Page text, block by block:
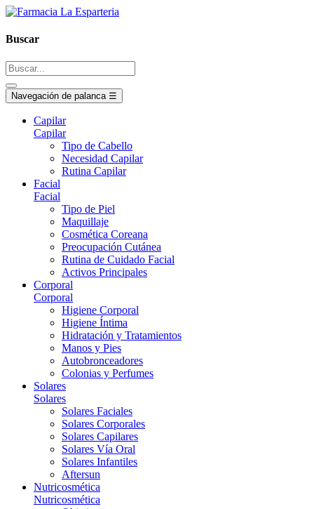
Buscar
Navegación de palanca ☰
Capilar
Capilar
Tipo de Cabello
Necesidad Capilar
Rutina Capilar
Facial
Facial
Tipo de Piel
Maquillaje
Cosmética Coreana
Preocupación Cutánea
Rutina de Cuidado Facial
Activos Principales
Corporal
Corporal
Higiene Corporal
Higiene Íntima
Hidratación y Tratamientos
Manos y Pies
Autobronceadores
Colonias y Perfumes
Solares
Solares
Solares Faciales
Solares Corporales
Solares Capilares
Solares Vía Oral
Solares Infantiles
Aftersun
Nutricosmética
Nutricosmética